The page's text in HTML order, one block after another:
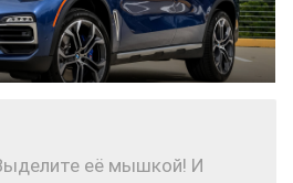
её мышкой! И